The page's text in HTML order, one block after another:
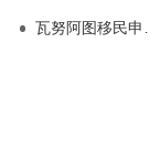
瓦努